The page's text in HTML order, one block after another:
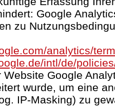
Google
zu
analytics/
intl/de/
Google
wurde, um eine
IP-Masking) zu